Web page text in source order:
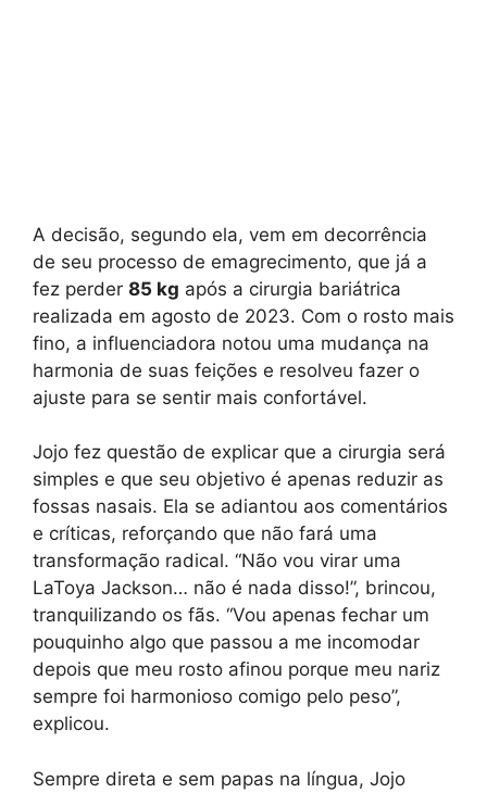
A decisão, segundo ela, vem em decorrência
de seu processo de emagrecimento, que já a
fez perder 85 kg após a cirurgia bariátrica
realizada em agosto de 2023. Com o rosto mais
fino, a influenciadora notou uma mudança na
harmonia de suas feições e resolveu fazer o
ajuste para se sentir mais confortável.
Jojo fez questão de explicar que a cirurgia será
simples e que seu objetivo é apenas reduzir as
fossas nasais. Ela se adiantou aos comentários
e críticas, reforçando que não fará uma
transformação radical. “Não vou virar uma
LaToya Jackson… não é nada disso!”, brincou,
tranquilizando os fãs. “Vou apenas fechar um
pouquinho algo que passou a me incomodar
depois que meu rosto afinou porque meu nariz
sempre foi harmonioso comigo pelo peso”,
explicou.
Sempre direta e sem papas na língua, Jojo